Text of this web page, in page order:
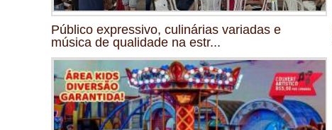
Público expressivo, culinárias variadas e
música de qualidade na estr...